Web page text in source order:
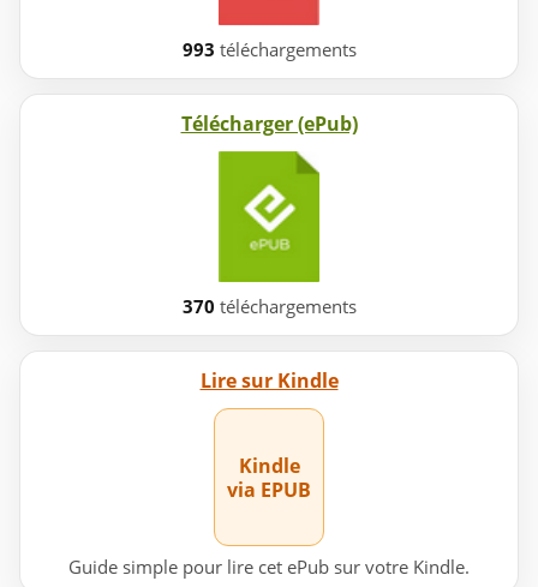
993 téléchargements
Télécharger (ePub)
370 téléchargements
Lire sur Kindle
Kindle
via EPUB
Guide simple pour lire cet ePub sur votre Kindle.